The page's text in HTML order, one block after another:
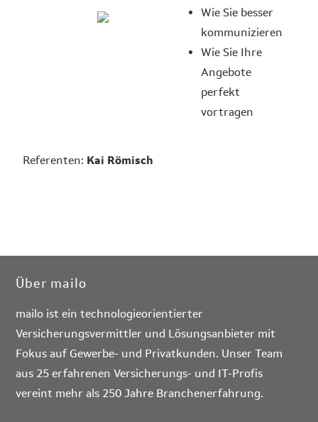
Wie Sie besser
kommunizieren
Wie Sie Ihre
Angebote
perfekt
vortragen
Referenten: Kai Römisch
Über mailo
mailo ist ein technologieorientierter
Versicherungsvermittler und Lösungsanbieter mit
Fokus auf Gewerbe- und Privatkunden. Unser Team
aus 25 erfahrenen Versicherungs- und IT-Profis
vereint mehr als 250 Jahre Branchenerfahrung.